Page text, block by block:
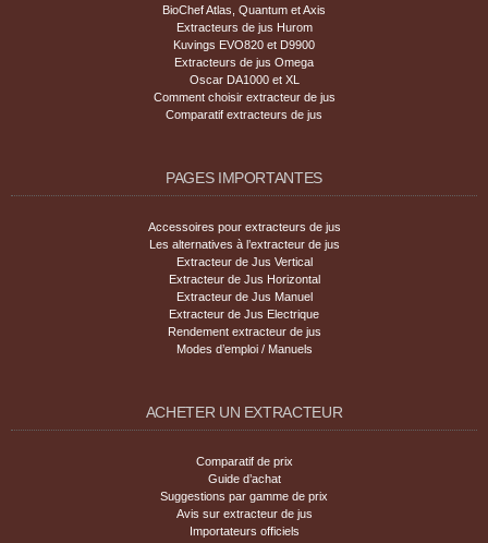
BioChef Atlas, Quantum et Axis
Extracteurs de jus Hurom
Kuvings EVO820 et D9900
Extracteurs de jus Omega
Oscar DA1000 et XL
Comment choisir extracteur de jus
Comparatif extracteurs de jus
PAGES IMPORTANTES
Accessoires pour extracteurs de jus
Les alternatives à l’extracteur de jus
Extracteur de Jus Vertical
Extracteur de Jus Horizontal
Extracteur de Jus Manuel
Extracteur de Jus Electrique
Rendement extracteur de jus
Modes d’emploi / Manuels
ACHETER UN EXTRACTEUR
Comparatif de prix
Guide d’achat
Suggestions par gamme de prix
Avis sur extracteur de jus
Importateurs officiels